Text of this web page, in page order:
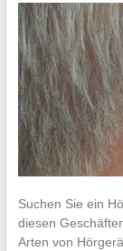
Suchen Sie ein
diesen
Arten von